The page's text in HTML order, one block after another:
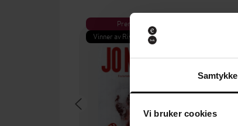
Samtykke
Vi bruker cookies
Premium
Vinner av Rivertonprisen